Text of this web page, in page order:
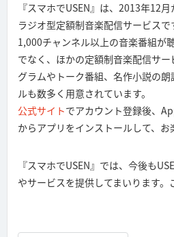
『スマホでUSEN』は、2013年12
ラジオ型定額制音楽配信サービス
1,000チャンネル以上の音楽番組が
でなく、ほかの定額制音楽配信サ
グラムやトーク番組、名作小説の
ルも数多く用意されています。
公式サイトでアカウント登録後、
からアプリをインストールして、お
『スマホでUSEN』では、今後も
やサービスを提供してまいります。